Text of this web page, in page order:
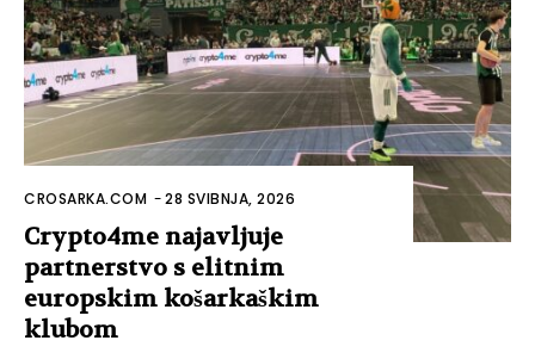
CROSARKA.COM -28 SVIBNJA, 2026
Crypto4me najavljuje
partnerstvo s elitnim
europskim košarkaškim
klubom